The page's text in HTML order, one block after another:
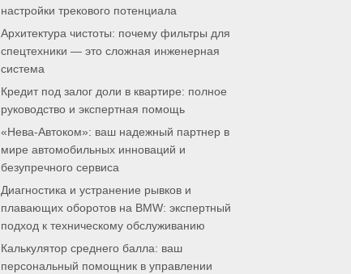
настройки трекового потенциала
Архитектура чистоты: почему фильтры для
спецтехники — это сложная инженерная
система
Кредит под залог доли в квартире: полное
руководство и экспертная помощь
«Нева-Автоком»: ваш надежный партнер в
мире автомобильных инноваций и
безупречного сервиса
Диагностика и устранение рывков и
плавающих оборотов на BMW: экспертный
подход к техническому обслуживанию
Калькулятор среднего балла: ваш
персональный помощник в управлении